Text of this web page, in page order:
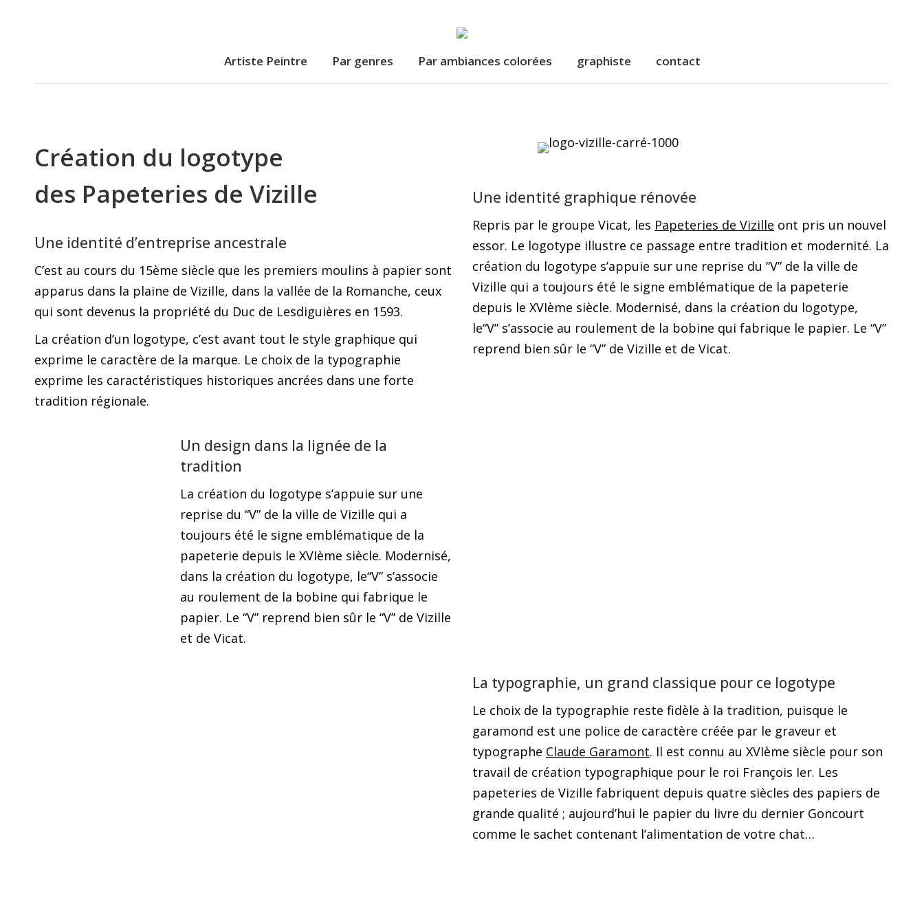
Artiste Peintre Par genres Par ambiances colorées graphiste contact
Création du logotype
des Papeteries de Vizille
Une identité d’entreprise ancestrale
C’est au cours du 15ème siècle que les premiers moulins à papier sont
apparus dans la plaine de Vizille, dans la vallée de la Romanche, ceux
qui sont devenus la propriété du Duc de Lesdiguières en 1593.
La création d’un logotype, c’est avant tout le style graphique qui
exprime le caractère de la marque. Le choix de la typographie
exprime les caractéristiques historiques ancrées dans une forte
tradition régionale.
Une identité graphique rénovée
Repris par le groupe Vicat, les Papeteries de Vizille ont pris un nouvel
essor. Le logotype illustre ce passage entre tradition et modernité. La
création du logotype s’appuie sur une reprise du “V” de la ville de
Vizille qui a toujours été le signe emblématique de la papeterie
depuis le XVIème siècle. Modernisé, dans la création du logotype,
le“V” s’associe au roulement de la bobine qui fabrique le papier. Le “V”
reprend bien sûr le “V” de Vizille et de Vicat.
Un design dans la lignée de la
tradition
La création du logotype s’appuie sur une
reprise du “V” de la ville de Vizille qui a
toujours été le signe emblématique de la
papeterie depuis le XVIème siècle. Modernisé,
dans la création du logotype, le“V” s’associe
au roulement de la bobine qui fabrique le
papier. Le “V” reprend bien sûr le “V” de Vizille
et de Vicat.
La typographie, un grand classique pour ce logotype
Le choix de la typographie reste fidèle à la tradition, puisque le
garamond est une police de caractère créée par le graveur et
typographe Claude Garamont. Il est connu au XVIème siècle pour son
travail de création typographique pour le roi François Ier. Les
papeteries de Vizille fabriquent depuis quatre siècles des papiers de
grande qualité ; aujourd’hui le papier du livre du dernier Goncourt
comme le sachet contenant l’alimentation de votre chat…